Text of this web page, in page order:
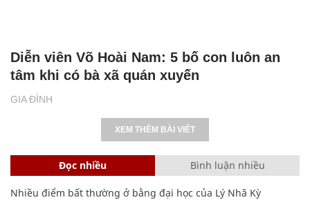
GIA ĐÌNH
Diễn viên Võ Hoài Nam: 5 bố con luôn an
tâm khi có bà xã quán xuyến
XEM THÊM BÀI VIẾT
Đọc nhiều Bình luận nhiều
Nhiều điểm bất thường ở bằng đại học của Lý Nhã Kỳ